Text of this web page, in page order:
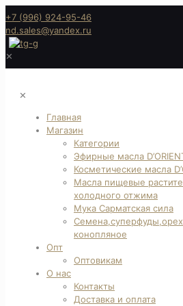
+7 (996) 924-95-46
nd.sales@yandex.ru
✕
✕
Главная
Магазин
Категории
Эфирные масла
Косметические масла
Масла пищевые
холодного отжима
Мука Сарматская сила
конопляное
Опт
Оптовикам
О нас
Контакты
Доставка и оплата